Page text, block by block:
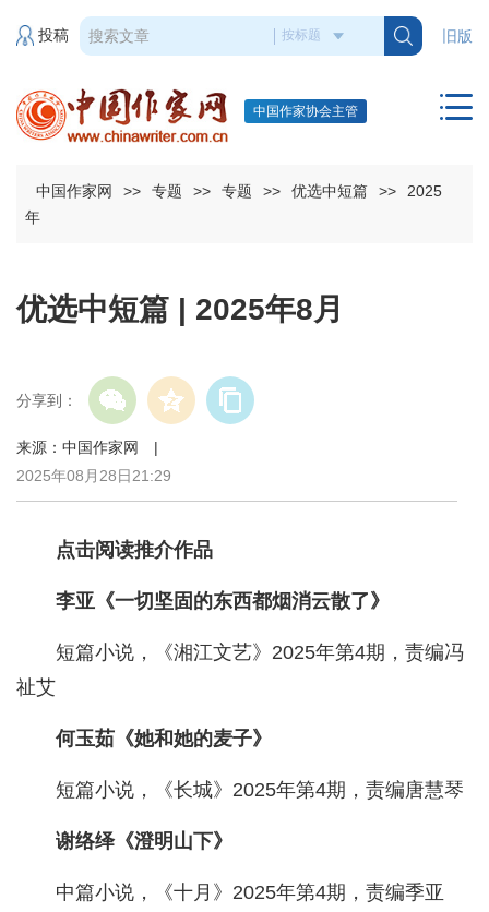
旧版
投稿
中国作家协会主管
中国作家网 >> 专题 >> 专题 >> 优选中短篇 >>
2025
年
优选中短篇 | 2025年8月
分享到：
来源：中国作家网 |
2025年08月28日21:29
点击阅读推介作品
李亚《一切坚固的东西都烟消云散了》
短篇小说，《湘江文艺》2025年第4期，责编冯
祉艾
何玉茹《她和她的麦子》
短篇小说，《长城》2025年第4期，责编唐慧琴
谢络绎《澄明山下》
中篇小说，《十月》2025年第4期，责编季亚